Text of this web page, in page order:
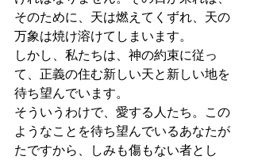
そのために、天は燃えてくずれ、天の
万象は焼け溶けてしまいます。
しかし、私たちは、神の約束に従っ
て、正義の住む新しい天と新しい地を
待ち望んでいます。
そういうわけで、愛する人たち。この
ようなことを待ち望んでいるあなたが
たですから、しみも傷もない者とし